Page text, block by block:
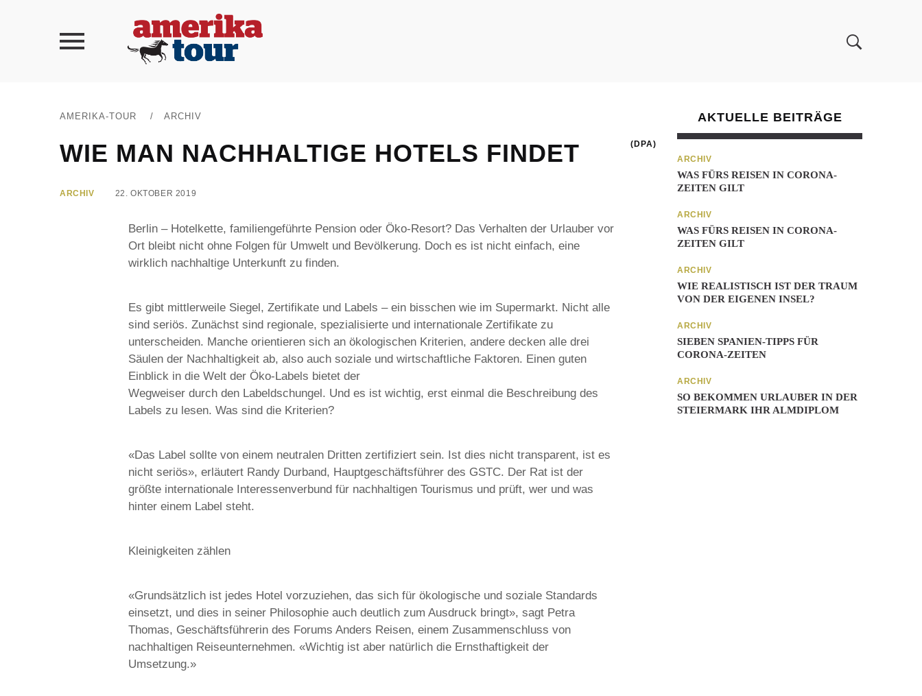
AMERIKA-TOUR / ARCHIV
WIE MAN NACHHALTIGE HOTELS FINDET (DPA)
ARCHIV 22. OKTOBER 2019
Berlin – Hotelkette, familiengeführte Pension oder Öko-Resort? Das Verhalten der Urlauber vor
Ort bleibt nicht ohne Folgen für Umwelt und Bevölkerung. Doch es ist nicht einfach, eine
wirklich nachhaltige Unterkunft zu finden.
Es gibt mittlerweile Siegel, Zertifikate und Labels – ein bisschen wie im Supermarkt. Nicht alle
sind seriös. Zunächst sind regionale, spezialisierte und internationale Zertifikate zu
unterscheiden. Manche orientieren sich an ökologischen Kriterien, andere decken alle drei
Säulen der Nachhaltigkeit ab, also auch soziale und wirtschaftliche Faktoren. Einen guten
Einblick in die Welt der Öko-Labels bietet der
Wegweiser durch den Labeldschungel. Und es ist wichtig, erst einmal die Beschreibung des
Labels zu lesen. Was sind die Kriterien?
«Das Label sollte von einem neutralen Dritten zertifiziert sein. Ist dies nicht transparent, ist es
nicht seriös», erläutert Randy Durband, Hauptgeschäftsführer des GSTC. Der Rat ist der
größte internationale Interessenverbund für nachhaltigen Tourismus und prüft, wer und was
hinter einem Label steht.
Kleinigkeiten zählen
«Grundsätzlich ist jedes Hotel vorzuziehen, das sich für ökologische und soziale Standards
einsetzt, und dies in seiner Philosophie auch deutlich zum Ausdruck bringt», sagt Petra
Thomas, Geschäftsführerin des Forums Anders Reisen, einem Zusammenschluss von
nachhaltigen Reiseunternehmen. «Wichtig ist aber natürlich die Ernsthaftigkeit der
Umsetzung.»
AKTUELLE BEITRÄGE
ARCHIV
WAS FÜRS REISEN IN CORONA-
ZEITEN GILT
ARCHIV
WAS FÜRS REISEN IN CORONA-
ZEITEN GILT
ARCHIV
WIE REALISTISCH IST DER TRAUM
VON DER EIGENEN INSEL?
ARCHIV
SIEBEN SPANIEN-TIPPS FÜR
CORONA-ZEITEN
ARCHIV
SO BEKOMMEN URLAUBER IN DER
STEIERMARK IHR ALMDIPLOM